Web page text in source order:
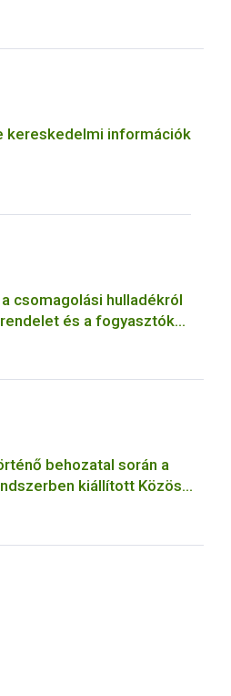
kereskedelmi információk
csomagolási hulladékról
és a fogyasztók
tájékoztatásáról
rendelet jelölési
szóló
behozatal során a
kiállított Közös
Okmány: KEBO-D